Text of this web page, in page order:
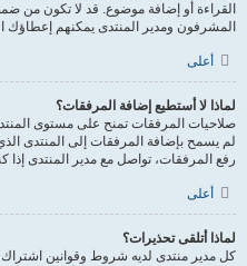
القراءة أو إضافة موضوع. قد لا تكون من
المشرفون ومدير المنتدى يمكنهم إعطاؤك
أعلى
لماذا لا أستطيع إضافة المرفقات؟
صلاحيات المرفقات تمنح على مستوى
لم يسمح بإضافة المرفقات إلى المنتدى
رفع المرفقات، تواصل مع مدير المنتدى
أعلى
لماذا أتلقى تحذيرات؟
كل مدير منتدى لديه شروط وقوانين